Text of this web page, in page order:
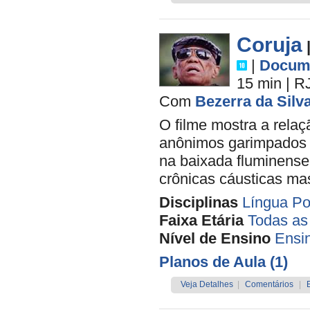
Coruja
|
15 min |
Com Bezerra da
O filme mostra a
anônimos
na baixada
crônicas cáusticas
Disciplinas Língua
Faixa Etária Todas
Nível de Ensino
Planos de Aula (1)
Veja Detalhes Comentários